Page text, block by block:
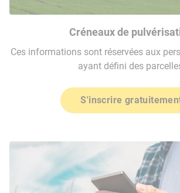
Créneaux de
Ces informations sont réservées aux
ayant défini des
S'inscrire